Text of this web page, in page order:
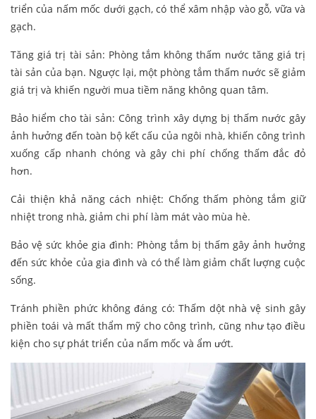
triển của nấm mốc dưới gạch, có thể xâm nhập vào gỗ, vữa và
gạch.
Tăng giá trị tài sản: Phòng tắm không thấm nước tăng giá trị
tài sản của bạn. Ngược lại, một phòng tắm thấm nước sẽ giảm
giá trị và khiến người mua tiềm năng không quan tâm.
Bảo hiểm cho tài sản: Công trình xây dựng bị thấm nước gây
ảnh hưởng đến toàn bộ kết cấu của ngôi nhà, khiến công trình
xuống cấp nhanh chóng và gây chi phí chống thấm đắc đỏ
hơn.
Cải thiện khả năng cách nhiệt: Chống thấm phòng tắm giữ
nhiệt trong nhà, giảm chi phí làm mát vào mùa hè.
Bảo vệ sức khỏe gia đình: Phòng tắm bị thấm gây ảnh hưởng
đến sức khỏe của gia đình và có thể làm giảm chất lượng cuộc
sống.
Tránh phiền phức không đáng có: Thấm dột nhà vệ sinh gây
phiền toái và mất thẩm mỹ cho công trình, cũng như tạo điều
kiện cho sự phát triển của nấm mốc và ẩm ướt.